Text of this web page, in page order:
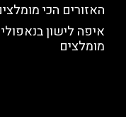
האזורים הכי
איפה לישון
מומלצים